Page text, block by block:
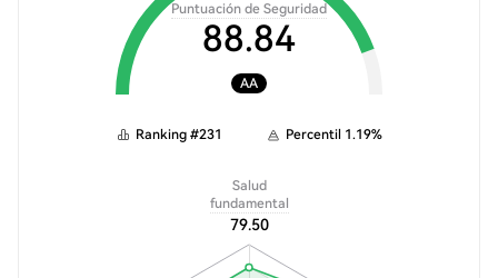
Puntuación de Seguridad
88.84
AA
Ranking #231 Percentil 1.19%
Salud
fundamental
79.50